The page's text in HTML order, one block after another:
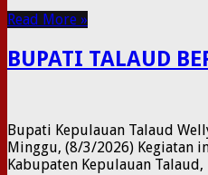
Read More »
BUPATI TALAUD
Bupati Kepulauan Talaud
Minggu, (8/3/2026) Kegiatan
Kabupaten Kepulauan